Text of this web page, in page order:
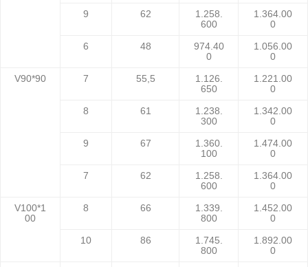
9 62
1.258.
600
1.364.00
0
6 48
974.40
0
1.056.00
0
V90*90 7 55,5
1.126.
650
1.221.00
0
8 61
1.238.
300
1.342.00
0
9 67
1.360.
100
1.474.00
0
7 62
1.258.
600
1.364.00
0
V100*1
00
8 66
1.339.
800
1.452.00
0
10 86
1.745.
800
1.892.00
0